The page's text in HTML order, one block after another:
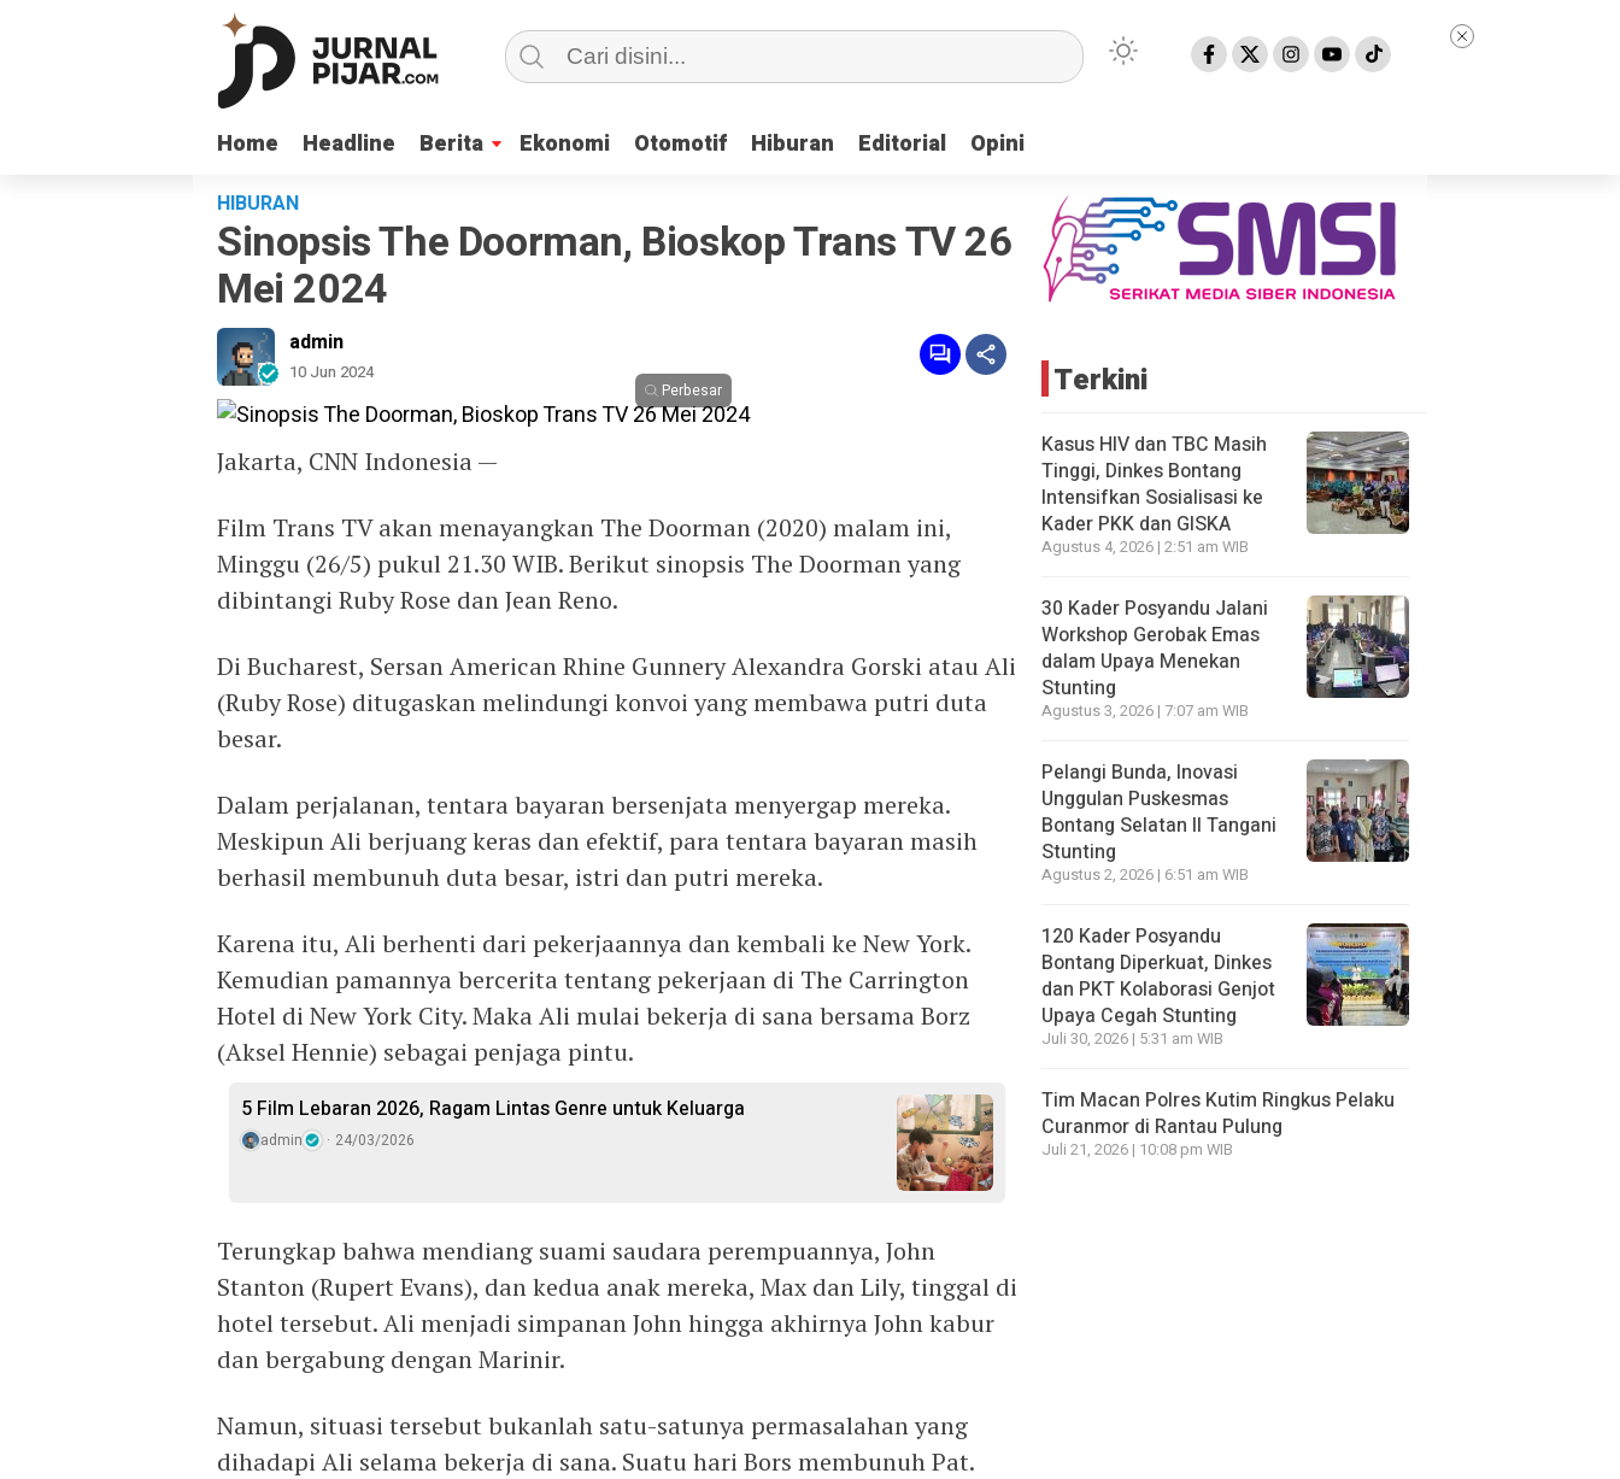
Home Headline Berita Ekonomi Otomotif Hiburan Editorial Opini
Home Headline Berita Ekonomi Otomotif Hiburan Editorial Opini
HIBURAN
Sinopsis The Doorman, Bioskop Trans TV 26
Mei 2024
admin
10 Jun 2024
Perbesar
Jakarta, CNN Indonesia —
Film Trans TV akan menayangkan The Doorman (2020) malam ini,
Minggu (26/5) pukul 21.30 WIB. Berikut sinopsis The Doorman yang
dibintangi Ruby Rose dan Jean Reno.
Di Bucharest, Sersan American Rhine Gunnery Alexandra Gorski atau Ali
(Ruby Rose) ditugaskan melindungi konvoi yang membawa putri duta
besar.
Dalam perjalanan, tentara bayaran bersenjata menyergap mereka.
Meskipun Ali berjuang keras dan efektif, para tentara bayaran masih
berhasil membunuh duta besar, istri dan putri mereka.
Karena itu, Ali berhenti dari pekerjaannya dan kembali ke New York.
Kemudian pamannya bercerita tentang pekerjaan di The Carrington
Hotel di New York City. Maka Ali mulai bekerja di sana bersama Borz
(Aksel Hennie) sebagai penjaga pintu.
5 Film Lebaran 2026, Ragam Lintas Genre untuk Keluarga
admin 24/03/2026
Terungkap bahwa mendiang suami saudara perempuannya, John
Stanton (Rupert Evans), dan kedua anak mereka, Max dan Lily, tinggal di
hotel tersebut. Ali menjadi simpanan John hingga akhirnya John kabur
dan bergabung dengan Marinir.
Namun, situasi tersebut bukanlah satu-satunya permasalahan yang
dihadapi Ali selama bekerja di sana. Suatu hari Bors membunuh Pat.
Terkini
Kasus HIV dan TBC Masih
Tinggi, Dinkes Bontang
Intensifkan Sosialisasi ke
Kader PKK dan GISKA
Agustus 4, 2026 | 2:51 am WIB
30 Kader Posyandu Jalani
Workshop Gerobak Emas
dalam Upaya Menekan
Stunting
Agustus 3, 2026 | 7:07 am WIB
Pelangi Bunda, Inovasi
Unggulan Puskesmas
Bontang Selatan II Tangani
Stunting
Agustus 2, 2026 | 6:51 am WIB
120 Kader Posyandu
Bontang Diperkuat, Dinkes
dan PKT Kolaborasi Genjot
Upaya Cegah Stunting
Juli 30, 2026 | 5:31 am WIB
Tim Macan Polres Kutim Ringkus Pelaku
Curanmor di Rantau Pulung
Juli 21, 2026 | 10:08 pm WIB